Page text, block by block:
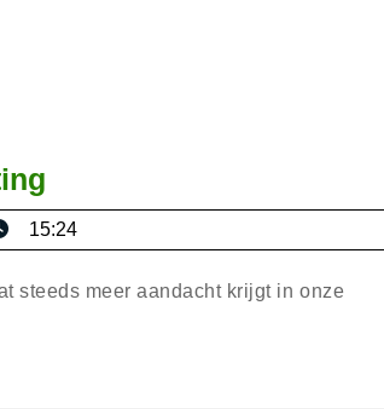
Reis
naar
Spirituele
15:24
steeds meer aandacht krijgt in onze